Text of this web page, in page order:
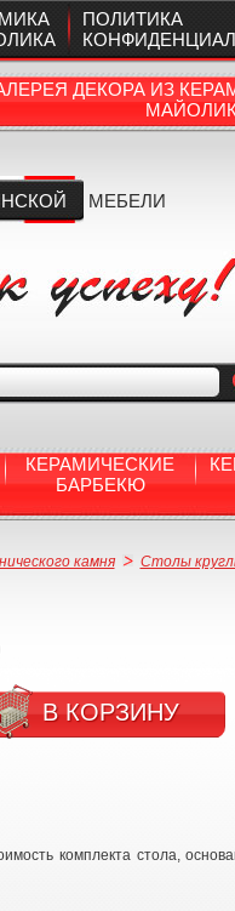
ПОЛИТИКА
ДЕКОРА ИЗ
МЕБЕЛИ
КЕРАМИЧЕСКИЕ
БАРБЕКЮ
камня Столы
В КОРЗИНУ
комплекта стола,